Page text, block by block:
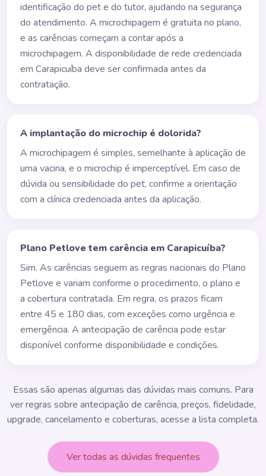
identificação do pet e do tutor, ajudando na segurança
do atendimento. A microchipagem é gratuita no plano,
e as carências começam a contar após a
microchipagem. A disponibilidade de rede credenciada
em Carapicuíba deve ser confirmada antes da
contratação.
A implantação do microchip é dolorida?
A microchipagem é simples, semelhante à aplicação de
uma vacina, e o microchip é imperceptível. Em caso de
dúvida ou sensibilidade do pet, confirme a orientação
com a clínica credenciada antes da aplicação.
Plano Petlove tem carência em Carapicuíba?
Sim. As carências seguem as regras nacionais do Plano
Petlove e variam conforme o procedimento, o plano e
a cobertura contratada. Em regra, os prazos ficam
entre 45 e 180 dias, com exceções como urgência e
emergência. A antecipação de carência pode estar
disponível conforme disponibilidade e condições.
Essas são apenas algumas das dúvidas mais comuns. Para
ver regras sobre antecipação de carência, preços, fidelidade,
upgrade, cancelamento e coberturas, acesse a lista completa.
Ver todas as dúvidas frequentes